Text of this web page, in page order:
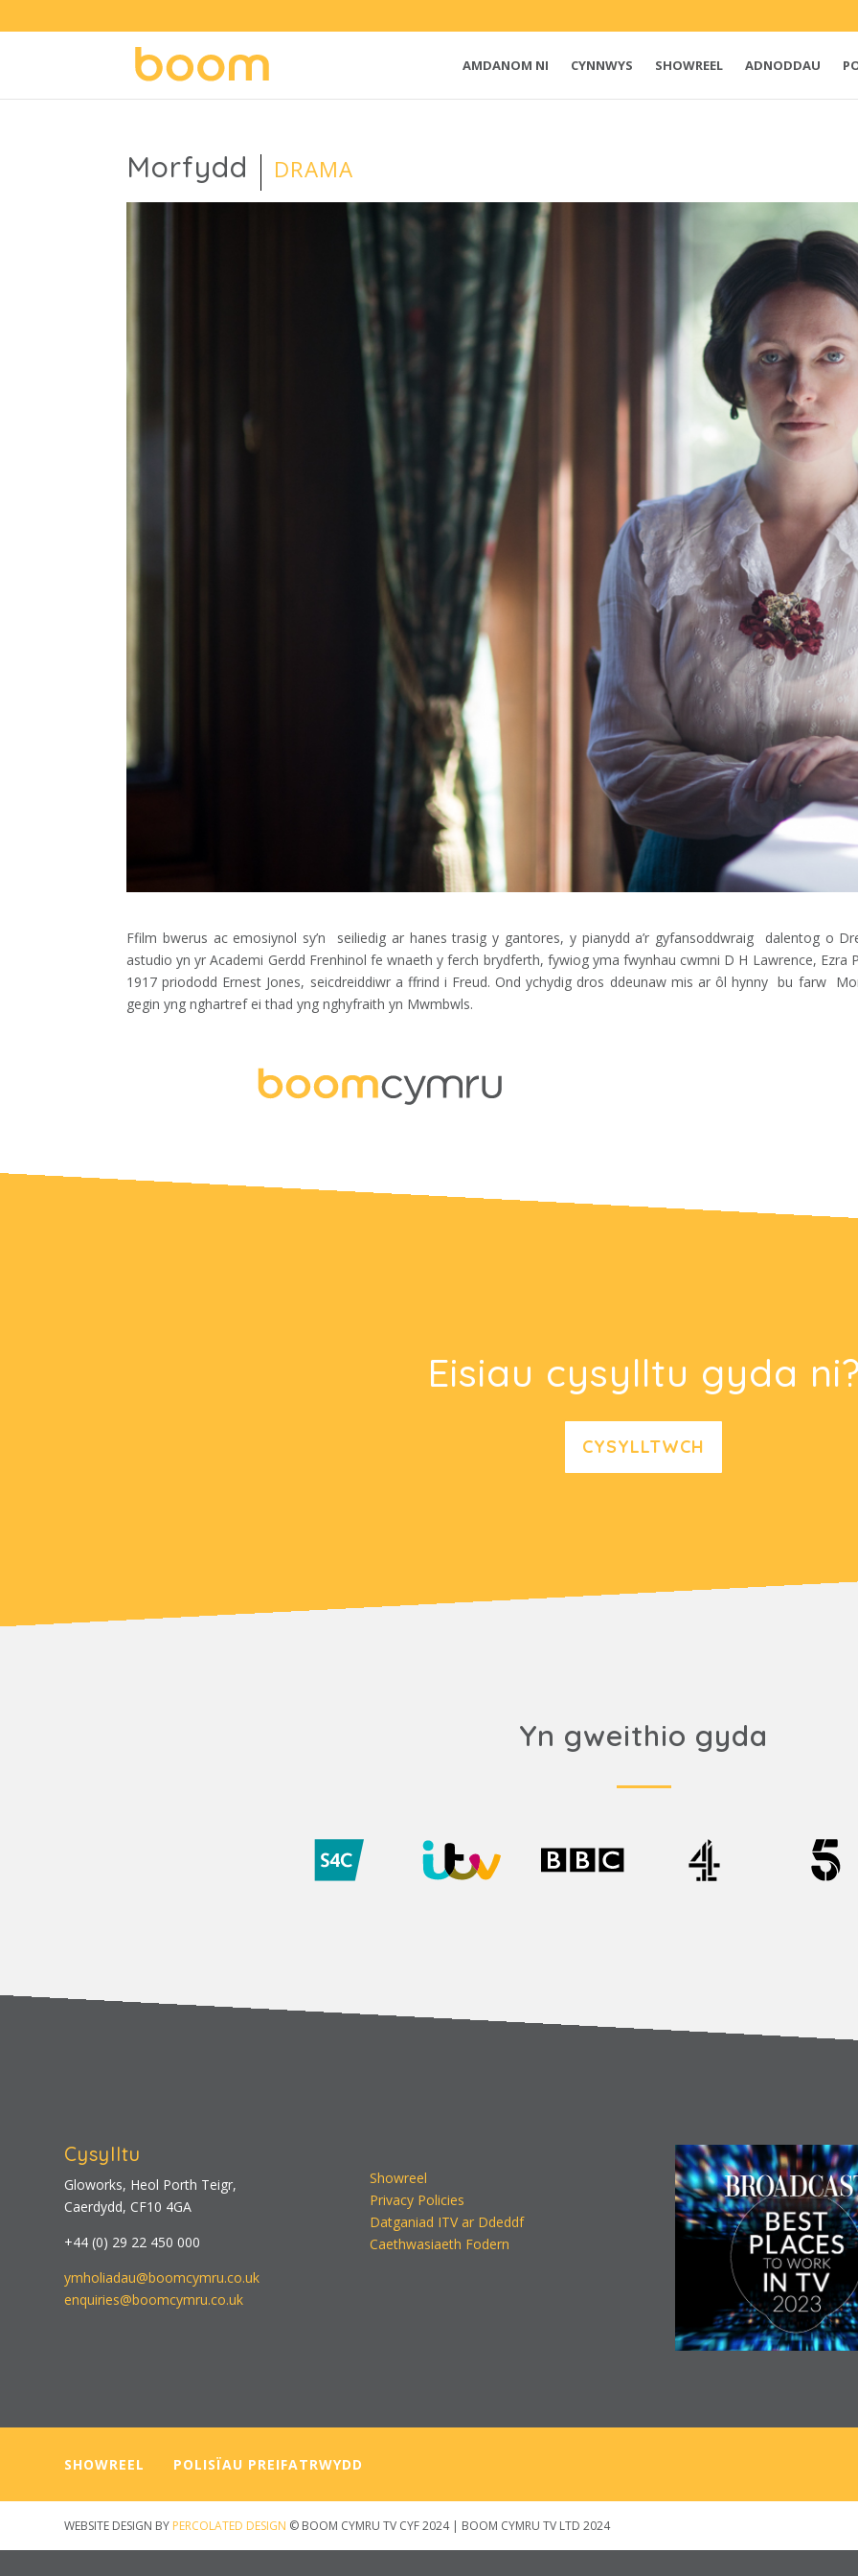
AMDANOM NI CYNNWYS SHOWREEL ADNODDAU
Morfydd DRAMA
Ffilm bwerus ac emosiynol sy’n seiliedig ar hanes trasig y gantores, y pianydd a’r gyfansoddwraig dalentog o
astudio yn yr Academi Gerdd Frenhinol fe wnaeth y ferch brydferth, fywiog yma fwynhau cwmni D H Lawrence, Ezra
1917 priododd Ernest Jones, seicdreiddiwr a ffrind i Freud. Ond ychydig dros ddeunaw mis ar ôl hynny bu farw
gegin yng nghartref ei thad yng nghyfraith yn Mwmbwls.
Eisiau cysylltu gyda
CYSYLLTWCH
Yn gweithio gyda
Cysylltu
Gloworks, Heol Porth Teigr,
Caerdydd, CF10 4GA
+44 (0) 29 22 450 000
ymholiadau@boomcymru.co.uk
enquiries@boomcymru.co.uk
Showreel
Privacy Policies
Datganiad ITV ar Ddeddf
Caethwasiaeth Fodern
SHOWREEL POLISÏAU PREIFATRWYDD
WEBSITE DESIGN BY PERCOLATED DESIGN © BOOM CYMRU TV CYF 2024 | BOOM CYMRU TV LTD 2024